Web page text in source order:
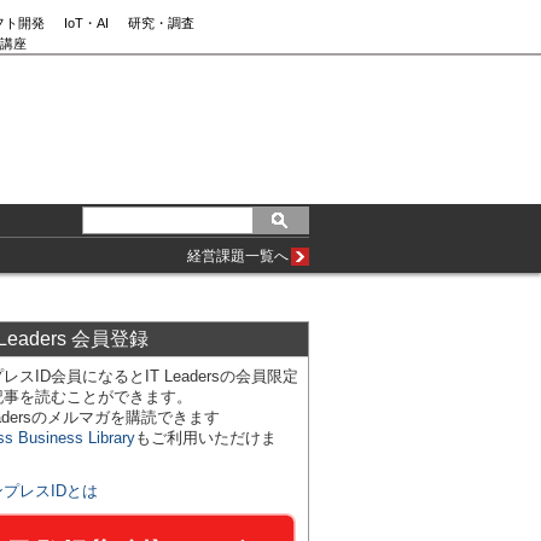
ト開発 IoT・AI
研究・調査
座
経営課題一覧へ
会員登録
スID会員になるとIT Leadersの会員限定
を読むことができます。
のメルマガを購読できます
Business Libraryもご利用いただけま
プレスIDとは